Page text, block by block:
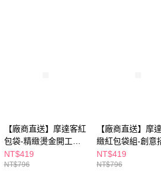
品之後才付款」的支付方式。 讓您購物簡單
內，點擊此簡訊中的連結，可透過四大超商／
行付款，方視為交易完成。
需立刻繳費，但若您需要取消訂單，請聯絡
取消之訂單仍視為有效，需透過AFTEE先享
【廠商直送】摩達客紅
包袋-精緻燙金開工大
吉-12入
NT$419
NT$796
【廠商直送】摩
緻紅包袋組-創意
立體-12入
NT$419
NT$796